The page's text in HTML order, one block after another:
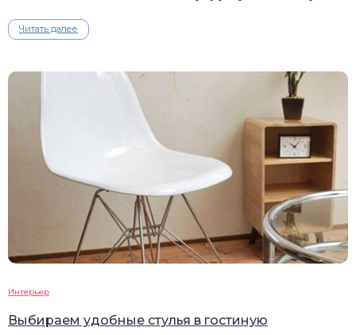
Читать далее
Интерьер
Выбираем удобные стулья в гостиную